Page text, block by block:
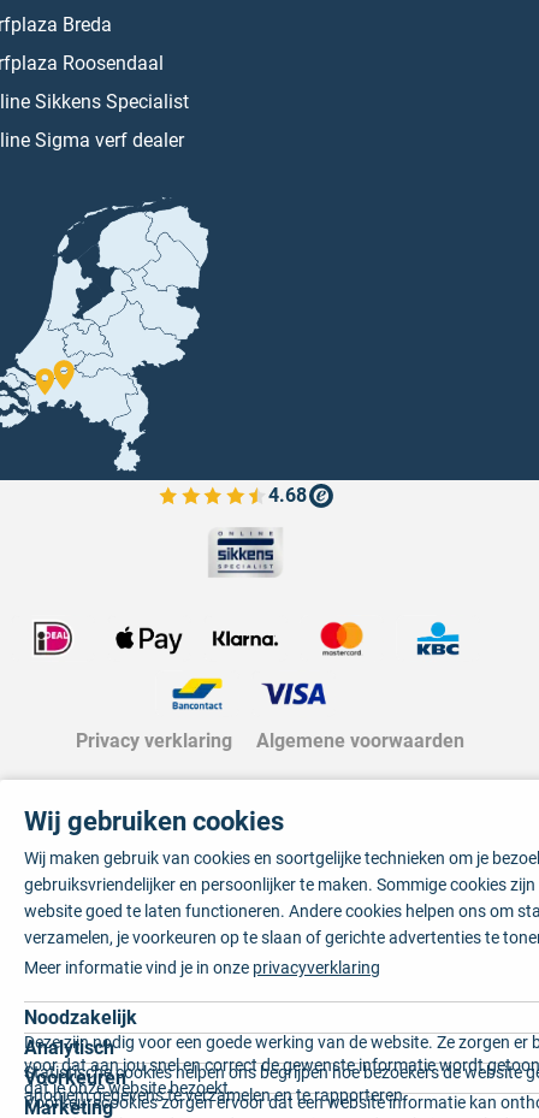
Breda
Roosendaal
Sikkens Specialist
Sigma verf dealer
4.68
Bekijk de verfplaza beoordelingen
Privacy verklaring Algemene voorwaarden
Wij gebruiken cookies
Wij maken gebruik van cookies en soortgelijke technieken om je
gebruiksvriendelijker en persoonlijker te maken. Sommige cookies
website goed te laten functioneren. Andere cookies helpen ons om
verzamelen, je voorkeuren op te slaan of gerichte advertenties te
Meer informatie vind je in onze privacyverklaring
Noodzakelijk
Deze zijn nodig voor een goede werking van de website. Ze zorgen er
voor dat aan jou snel en correct de gewenste informatie wordt
dat je onze website bezoekt.
Analytisch
Statistische cookies helpen ons begrijpen hoe bezoekers de website
anoniem gegevens te verzamelen en te rapporteren.
Voorkeuren
Voorkeurscookies zorgen ervoor dat een website informatie kan
Marketing